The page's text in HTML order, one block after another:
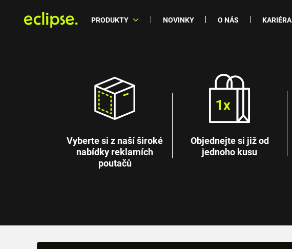
PRODUKTY NOVINKY O NÁS KARIÉRA
Vyberte si z naší široké
nabídky reklamích
poutačů
Objednejte si již od
jednoho kusu